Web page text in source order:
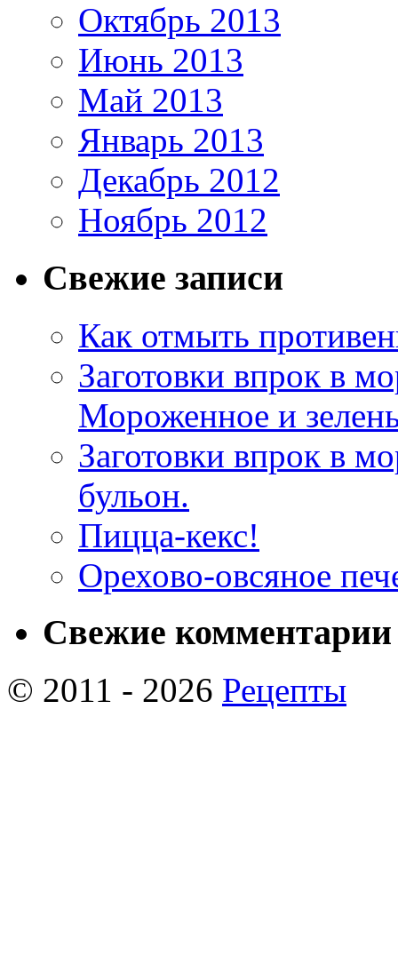
Октябрь 2013
Июнь 2013
Май 2013
Январь 2013
Декабрь 2012
Ноябрь 2012
Свежие записи
Как отмыть
Заготовки впрок в
Мороженное и
Заготовки впрок в
бульон.
Пицца-кекс!
Орехово-овсяное
Свежие комментарии
© 2011 - 2026 Рецепты